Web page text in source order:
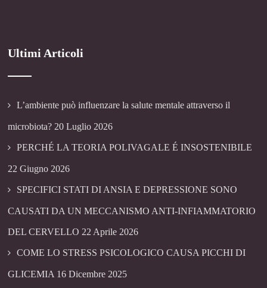
Ultimi Articoli
L’ambiente può influenzare la salute mentale attraverso il
microbiota? 20 Luglio 2026
PERCHÉ LA TEORIA POLIVAGALE É INSOSTENIBILE
22 Giugno 2026
SPECIFICI STATI DI ANSIA E DEPRESSIONE SONO
CAUSATI DA UN MECCANISMO ANTI-INFIAMMATORIO
DEL CERVELLO 22 Aprile 2026
COME LO STRESS PSICOLOGICO CAUSA PICCHI DI
GLICEMIA 16 Dicembre 2025